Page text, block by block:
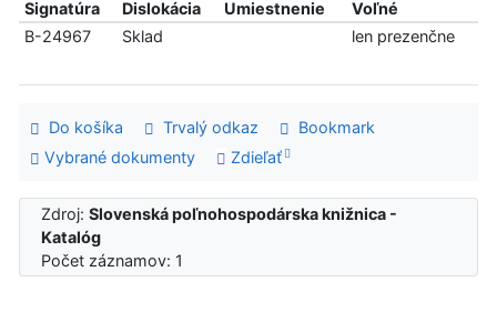
Signatúra Dislokácia Umiestnenie
Voľné
B-24967
Sklad len prezenčne
Do košíka Trvalý odkaz
Bookmark
Vybrané dokumenty
Zdieľať
Zdroj:Slovenská poľnohospodárska knižnica -
Katalóg
Počet záznamov: 1